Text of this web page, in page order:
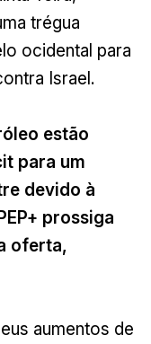
trégua
ocidental para
Israel.
estão
para um
devido à
prossiga
oferta,
aumentos de